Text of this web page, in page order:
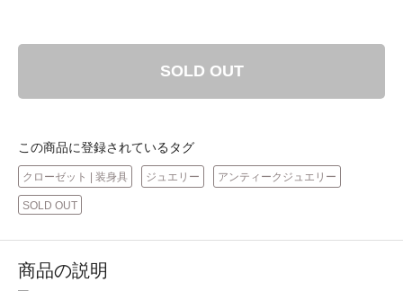
SOLD OUT
この商品に登録されているタグ
クローゼット | 装身具 ジュエリー アンティークジュエリー
SOLD OUT
商品の説明